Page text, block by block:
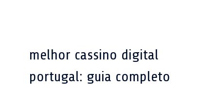
melhor cassino digital
portugal: guia completo